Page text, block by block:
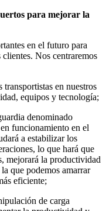
para mejorar la
en el futuro para
Nos centraremos
en nuestros
equipos y tecnología;
denominado
funcionamiento en el
a estabilizar los
lo que hará que
mejorará la productividad
que podemos amarrar
eficiente;
de carga